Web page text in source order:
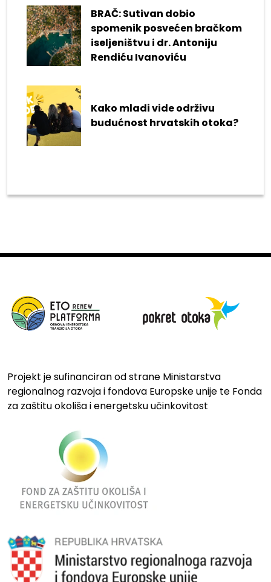
BRAČ: Sutivan dobio
spomenik posvećen bračkom
iseljeništvu i dr. Antoniju
Rendiću Ivanoviću
Kako mladi vide održivu
budućnost hrvatskih otoka?
Projekt je sufinanciran od strane Ministarstva
regionalnog razvoja i fondova Europske unije te Fonda
za zaštitu okoliša i energetsku učinkovitost